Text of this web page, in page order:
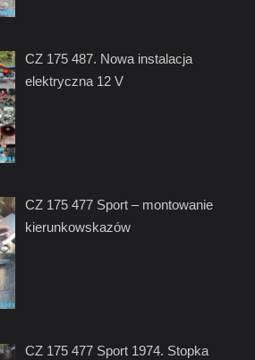
CZ 175 487. Nowa instalacja
elektryczna 12 V
CZ 175 477 Sport – montowanie
kierunkowskazów
CZ 175 477 Sport 1974. Stopka